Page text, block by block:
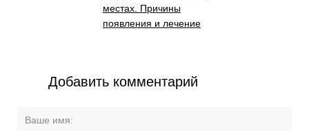
местах. Причины
появления и лечение
Добавить комментарий